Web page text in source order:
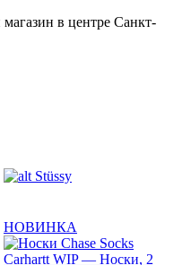
в центре Санкт-
Stüssy
НОВИНКА